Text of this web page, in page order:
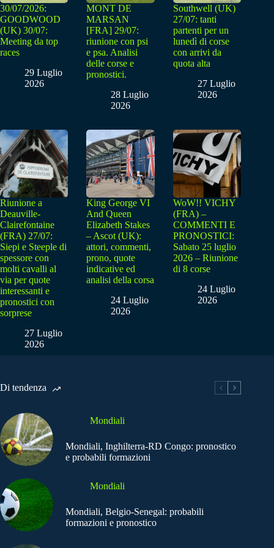
30/07/2026:
GOODWOOD
(UK) 30/07:
Meeting da top
races
29 Luglio
2026
MONT DE
MARSAN
[FRA] 29/07:
riunione con psi
e psa. Analisi
delle corse e
pronostici.
28 Luglio
2026
Southwell (UK)
27/07: tanti
partenti per un
lunedì di corse
con arrivi da
quota alta
27 Luglio
2026
Riunione a
Deauville-
Clairefontaine
(FRA) 27/07:
Siepi e Steeple di
spessore con
molti cavalli al
via per quote
interessanti e
pronostici con
sorprese
27 Luglio
2026
King George VI
And Queen
Elizabeth Stakes
– Ascot (UK):
attori, commenti,
prono, quote
indicative ed
analisi della corsa
24 Luglio
2026
WoW!! VICHY
(FRA) –
COMMENTI E
PRONOSTICI:
Sabato 25 luglio
2026 – Riunione
di 8 corse
24 Luglio
2026
Di tendenza
Mondiali
Mondiali, Inghilterra-RD Congo: pronostico
e probabili formazioni
Mondiali
Mondiali, Belgio-Senegal: probabili
formazioni e pronostico